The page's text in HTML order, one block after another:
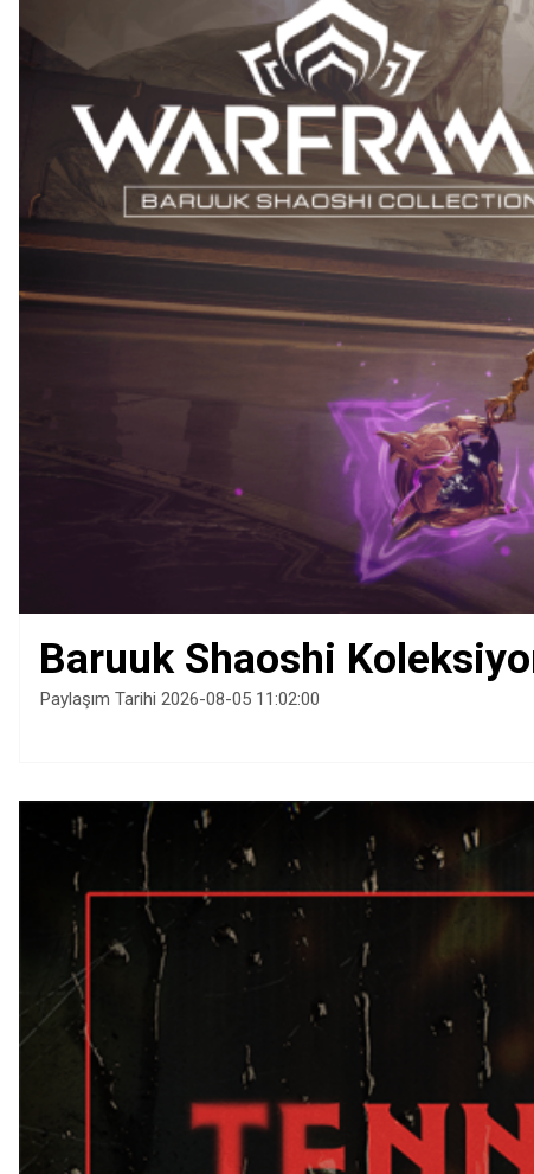
Baruuk Shaoshi
Paylaşım Tarihi 2026-08-05 11:02:00